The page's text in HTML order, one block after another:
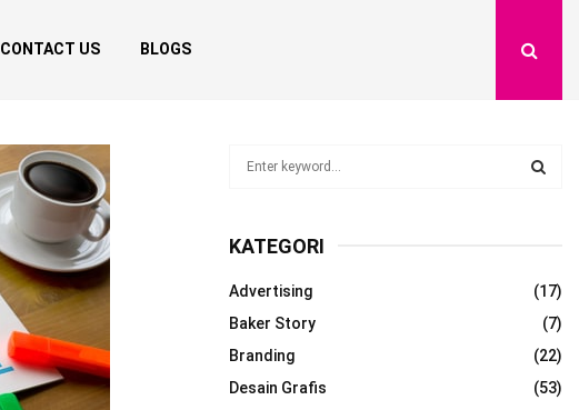
CONTACT US BLOGS
c
f
o
:
A
R
C
KATEGORI
Advertising
(17)
Baker Story
(7)
Branding
(22)
Desain Grafis
(53)